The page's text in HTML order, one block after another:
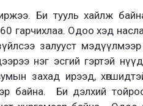
Би тууль хайлж
гарчихлаа. Одоо хэд
залууст
нэг эсгий гэртэй
захад ирээд,
байна. Би дэлхий